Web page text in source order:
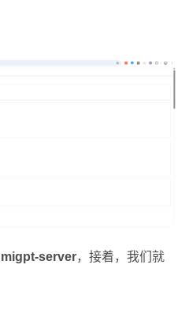
migpt-server，接着，我们就